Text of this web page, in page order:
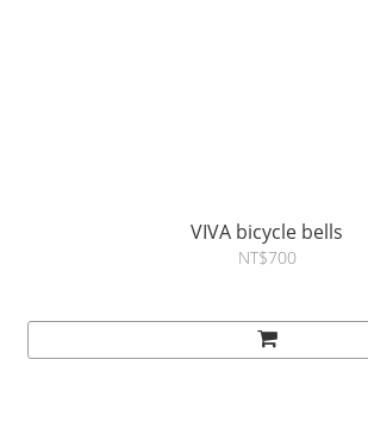
VIVA bicycle bells
NT$700